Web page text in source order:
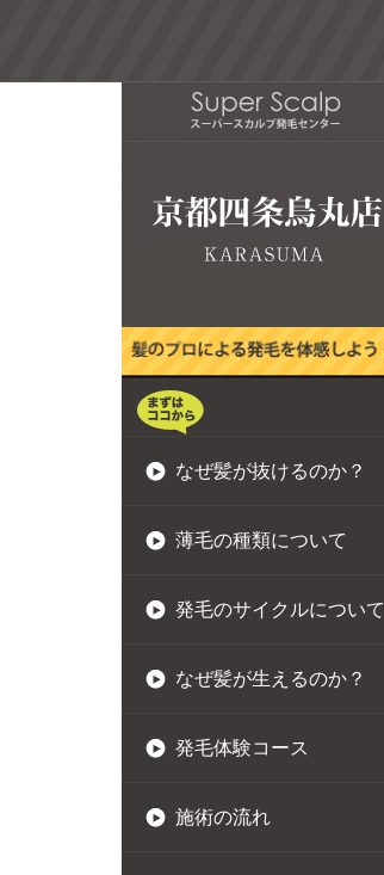
なぜ髪が抜けるのか？
薄毛の種類について
発毛のサイクルについて
なぜ髪が生えるのか？
発毛体験コース
施術の流れ